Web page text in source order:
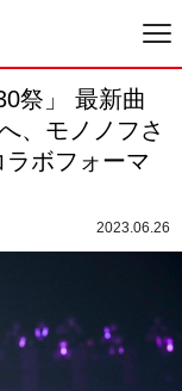
祭」 最新曲
、モノノフさ
ボフォーマ
2023.06.26